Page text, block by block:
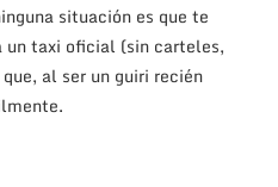
situación es que te
un taxi oficial (sin carteles,
al ser un guiri recién